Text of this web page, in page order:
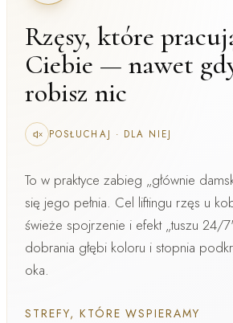
Rzęsy, które
Ciebie — nawet
robisz nic
POSŁUCHAJ · DLA NIEJ
To w praktyce zabieg „głównie
się jego pełnia. Cel liftingu rzęs u
świeże spojrzenie i efekt „tuszu
dobrania głębi koloru i stopnia
oka.
STREFY, KTÓRE WSPIERAMY